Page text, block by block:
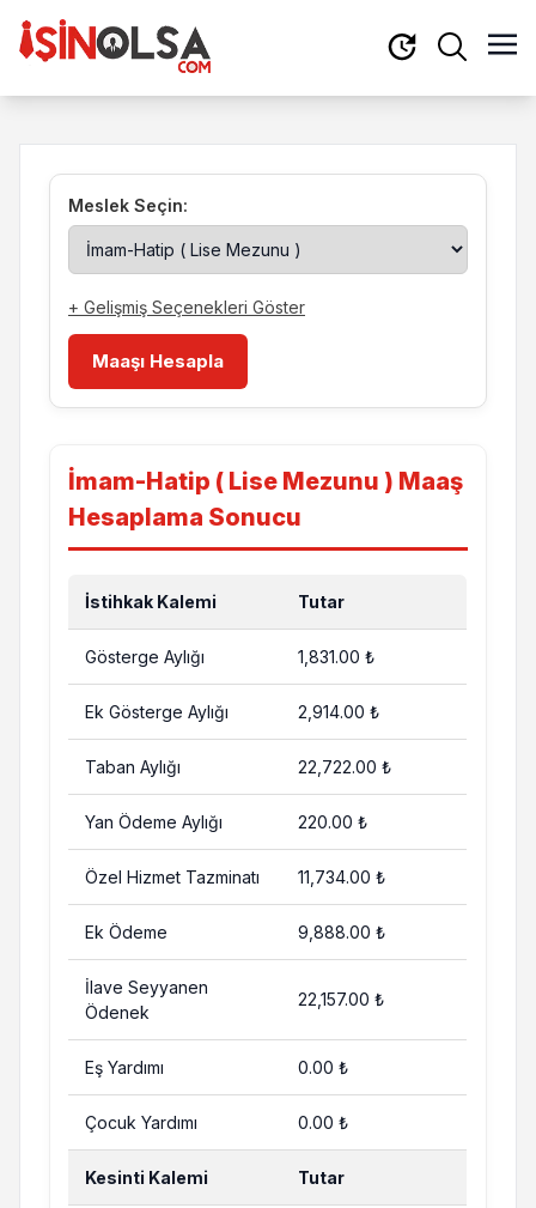
Meslek Seçin:
+ Gelişmiş Seçenekleri Göster
Maaşı Hesapla
İmam-Hatip ( Lise Mezunu ) Maaş
Hesaplama Sonucu
İstihkak Kalemi Tutar
Gösterge Aylığı 1,831.00 ₺
Ek Gösterge Aylığı 2,914.00 ₺
Taban Aylığı 22,722.00 ₺
Yan Ödeme Aylığı 220.00 ₺
Özel Hizmet Tazminatı 11,734.00 ₺
Ek Ödeme 9,888.00 ₺
İlave Seyyanen
Ödenek
22,157.00 ₺
Eş Yardımı 0.00 ₺
Çocuk Yardımı 0.00 ₺
Kesinti Kalemi Tutar